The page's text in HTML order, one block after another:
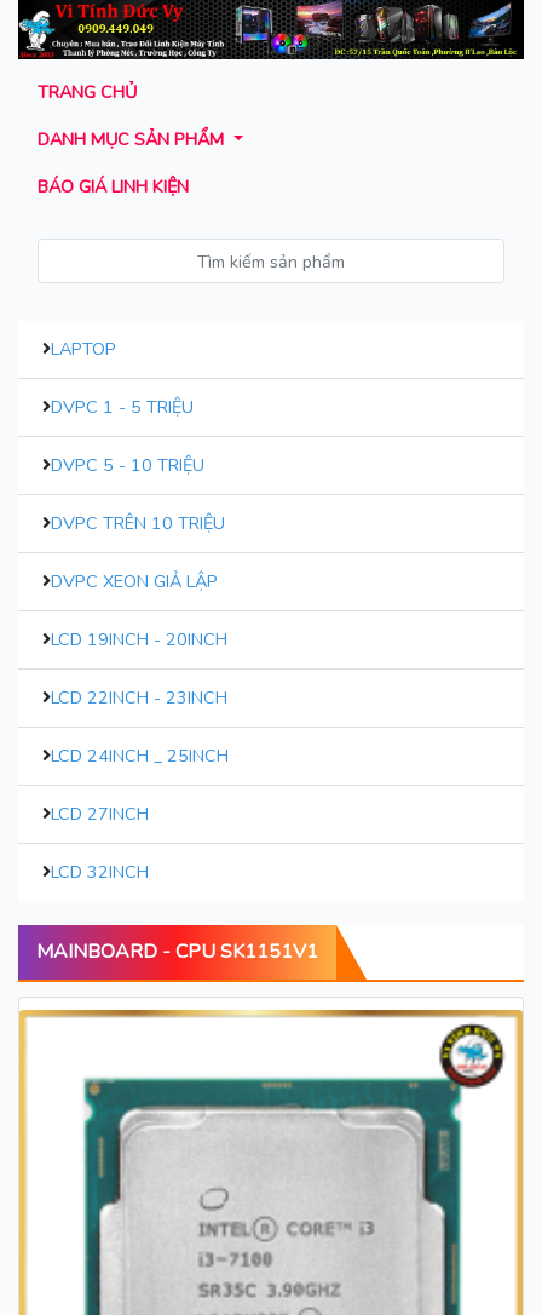
TRANG CHỦ
DANH MỤC SẢN PHẨM
BÁO GIÁ LINH KIỆN
LAPTOP
DVPC 1 - 5 TRIỆU
DVPC 5 - 10 TRIỆU
DVPC TRÊN 10 TRIỆU
DVPC XEON GIẢ LẬP
LCD 19INCH - 20INCH
LCD 22INCH - 23INCH
LCD 24INCH _ 25INCH
LCD 27INCH
LCD 32INCH
MAINBOARD - CPU SK1151V1